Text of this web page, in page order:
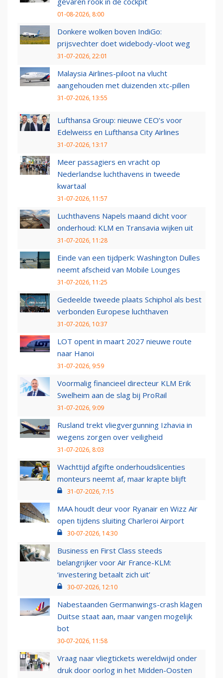
01-08-2026, 8:00
Donkere wolken boven IndiGo:
prijsvechter doet widebody-vloot weg
31-07-2026, 22:01
Malaysia Airlines-piloot na vlucht
aangehouden met duizenden xtc-pillen
31-07-2026, 13:55
Lufthansa Group: nieuwe CEO’s voor
Edelweiss en Lufthansa City Airlines
31-07-2026, 13:17
Meer passagiers en vracht op
Nederlandse luchthavens in tweede
kwartaal
31-07-2026, 11:57
Luchthavens Napels maand dicht voor
onderhoud: KLM en Transavia wijken uit
31-07-2026, 11:28
Einde van een tijdperk: Washington Dulles
neemt afscheid van Mobile Lounges
31-07-2026, 11:25
Gedeelde tweede plaats Schiphol als best
verbonden Europese luchthaven
31-07-2026, 10:37
LOT opent in maart 2027 nieuwe route
naar Hanoi
31-07-2026, 9:59
Voormalig financieel directeur KLM Erik
Swelheim aan de slag bij ProRail
31-07-2026, 9:09
Rusland trekt vliegvergunning Izhavia in
wegens zorgen over veiligheid
31-07-2026, 8:03
Wachttijd afgifte onderhoudslicenties
monteurs neemt af, maar krapte blijft
31-07-2026, 7:15
MAA houdt deur voor Ryanair en Wizz Air
open tijdens sluiting Charleroi Airport
30-07-2026, 14:30
Business en First Class steeds
belangrijker voor Air France-KLM:
‘investering betaalt zich uit’
30-07-2026, 12:10
Nabestaanden Germanwings-crash klagen
Duitse staat aan, maar vangen mogelijk
bot
30-07-2026, 11:58
Vraag naar vliegtickets wereldwijd onder
druk door oorlog in het Midden-Oosten